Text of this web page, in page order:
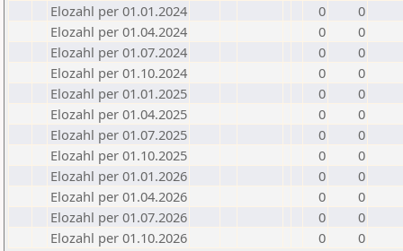
Elozahl per 01.01.2024
0
0
Elozahl per 01.04.2024
0
0
Elozahl per 01.07.2024
0
0
Elozahl per 01.10.2024
0
0
Elozahl per 01.01.2025
0
0
Elozahl per 01.04.2025
0
0
Elozahl per 01.07.2025
0
0
Elozahl per 01.10.2025
0
0
Elozahl per 01.01.2026
0
0
Elozahl per 01.04.2026
0
0
Elozahl per 01.07.2026
0
0
Elozahl per 01.10.2026
0 0